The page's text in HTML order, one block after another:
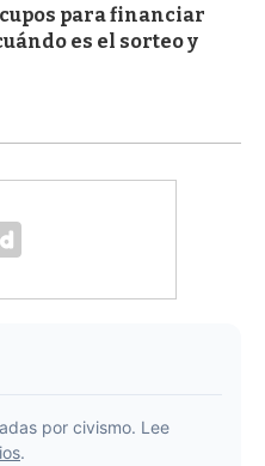
cupos para financiar
es el sorteo y